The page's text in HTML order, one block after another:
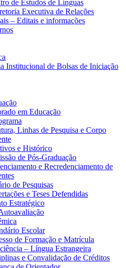
de Estudos de Línguas
Executiva de Relações
– Editais e informações
Institucional de Bolsas de Iniciação
em Educação
Linhas de Pesquisa e Corpo
e Histórico
de Pós-Graduação
e Recredenciamento de
de Pesquisas
e Teses Defendidas
Estratégico
Escolar
de Formação e Matrícula
– Língua Estrangeira
e Convalidação de Créditos